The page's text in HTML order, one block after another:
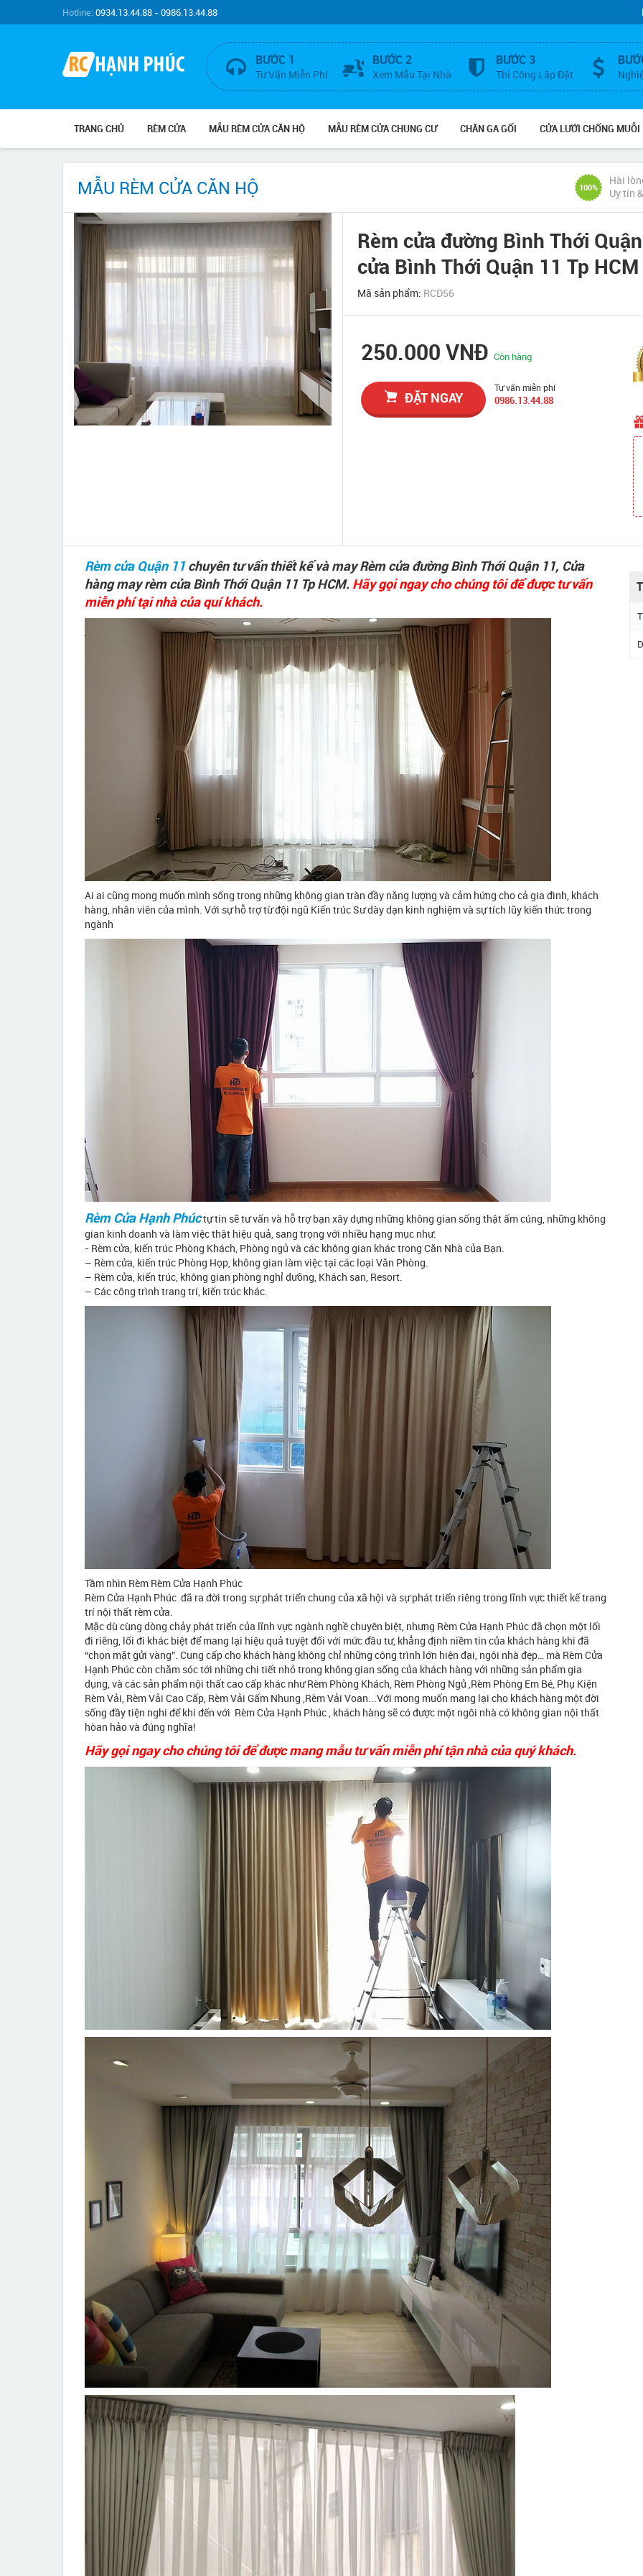
Hotline:0934.13.44.88 - 0986.13.44.88
BƯỚC 1
Tư Vấn Miễn Phí
BƯỚC 2
Xem Mẫu Tại Nhà
BƯỚC 3
Thi Công Lắp Đặt
TRANG CHỦ RÈM CỬA MẪU RÈM CỬA CĂN HỘ MẪU RÈM CỬA CHUNG CƯ CHĂN GA GỐI CỬA LƯỚI CHỐNG MUỖI
MẪU RÈM CỬA CĂN HỘ 100%
Hài
Uy tín
Rèm cửa đường Bình Thới
cửa Bình Thới Quận 11 Tp HCM
Mã sản phẩm: RCD56
250.000 VNĐCòn hàng
ĐẶT NGAY
Tư vấn miễn phí
0986.13.44.88
Rèm cửa Quận 11chuyên tư vấn thiết kế và may Rèm cửa đường Bình Thới Quận 11, Cửa
hàng may rèm cửa Bình Thới Quận 11 Tp HCM. Hãy gọi ngay cho chúng tôi để được tư vấn
miễn phí tại nhà của quí khách.
Ai ai cũng mong muốn mình sống trong những không gian tràn đầy năng lượng và cảm hứng cho cả gia đình, khách
hàng, nhân viên của mình. Với sự hỗ trợ từ đội ngũ Kiến trúc Sư dày dạn kinh nghiệm và sự tích lũy kiến thức trong
ngành
Rèm Cửa Hạnh Phúctự tin sẽ tư vấn và hỗ trợ bạn xây dựng những không gian sống thật ấm cúng, những không
gian kinh doanh và làm việc thật hiệu quả, sang trọng với nhiều hạng mục như:
- Rèm cửa, kiến trúc Phòng Khách, Phòng ngủ và các không gian khác trong Căn Nhà của Bạn.
– Rèm cửa, kiến trúc Phòng Họp, không gian làm việc tại các loại Văn Phòng.
– Rèm cửa, kiến trúc, không gian phòng nghỉ dưỡng, Khách sạn, Resort.
– Các công trình trang trí, kiến trúc khác.
Tầm nhìn Rèm Rèm Cửa Hạnh Phúc
Rèm Cửa Hạnh Phúc đã ra đời trong sự phát triển chung của xã hội và sự phát triển riêng trong lĩnh vực thiết kế trang
trí nội thất rèm cửa.
Mặc dù cùng dòng chảy phát triển của lĩnh vực ngành nghề chuyên biệt, nhưng Rèm Cửa Hạnh Phúc đã chọn một lối
đi riêng, lối đi khác biệt để mang lại hiệu quả tuyệt đối với mức đầu tư, khẳng định niềm tin của khách hàng khi đã
“chọn mặt gửi vàng”. Cung cấp cho khách hàng không chỉ những công trình lớn hiện đại, ngôi nhà đẹp… mà Rèm Cửa
Hạnh Phúc còn chăm sóc tới những chi tiết nhỏ trong không gian sống của khách hàng với những sản phẩm gia
dụng, và các sản phẩm nội thất cao cấp khác như Rèm Phòng Khách, Rèm Phòng Ngủ ,Rèm Phòng Em Bé, Phụ Kiện
Rèm Vải, Rèm Vải Cao Cấp, Rèm Vải Gấm Nhung ,Rèm Vải Voan...Với mong muốn mang lại cho khách hàng một đời
sống đầy tiện nghi để khi đến với Rèm Cửa Hạnh Phúc , khách hàng sẽ có được một ngôi nhà có không gian nội thất
hòan hảo và đúng nghĩa!
Hãy gọi ngay cho chúng tôi để được mang mẫu tư vấn miễn phí tận nhà của quý khách.